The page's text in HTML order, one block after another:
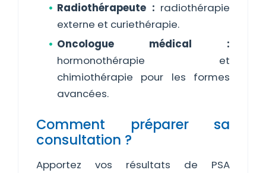
Radiothérapeute : radiothérapie
externe et curiethérapie.
Oncologue médical :
hormonothérapie et
chimiothérapie pour les formes
avancées.
Comment préparer sa
consultation ?
Apportez vos résultats de PSA